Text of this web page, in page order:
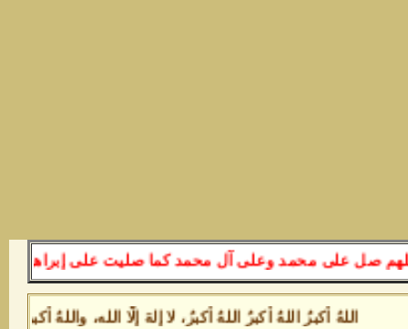
صل على محمد وعلى آل محمد كما صليت على إبراهيم وعلى
اللهُ أكبرُ اللهُ أكبرُ اللهُ أكبرُ، لا إلهَ إلَّا الله، واللهُ